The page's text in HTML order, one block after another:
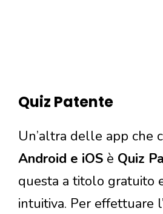
Quiz Patente
Un’altra delle app che
Android e iOS è Quiz
questa a titolo gratuito
intuitiva. Per effettuare